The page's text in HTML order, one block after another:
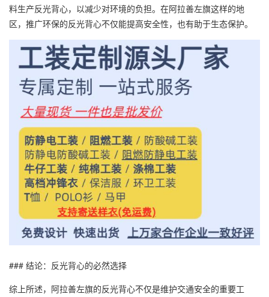
料生产反光背心，以减少对环境的负担。在阿拉善左旗这样的地
区，推广环保的反光背心不仅能提高安全性，也有助于生态保护。
### 结论：反光背心的必然选择
综上所述，阿拉善左旗的反光背心不仅是维护交通安全的重要工